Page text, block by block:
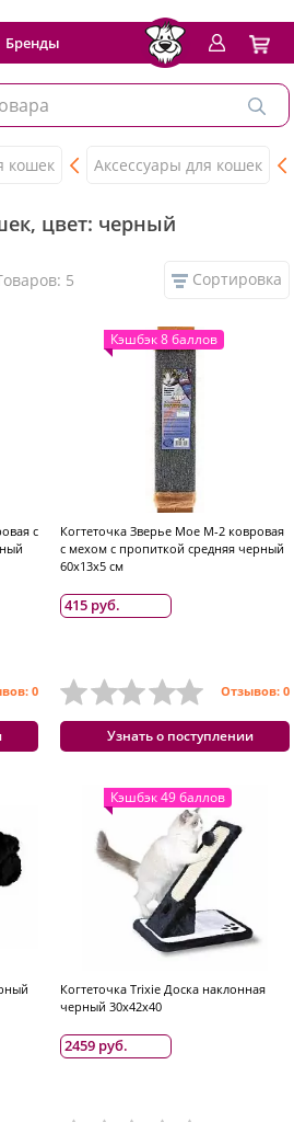
Бренды
кошек Аксессуары для кошек
цвет: черный
5 Сортировка
с
0
Кэшбэк 8 баллов
Когтеточка Зверье Мое М-2 ковровая
с мехом с пропиткой средняя черный
60x13x5 см
415 руб.
Отзывов: 0
Узнать о поступлении
Кэшбэк 49 баллов
Когтеточка Trixie Доска наклонная
черный 30x42x40
2459 руб.